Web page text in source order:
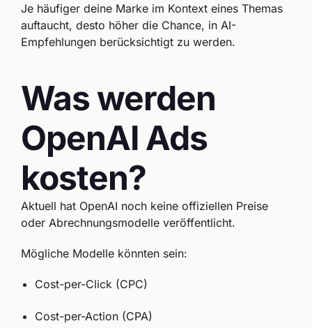
Je häufiger deine Marke im Kontext eines Themas
auftaucht, desto höher die Chance, in AI-
Empfehlungen berücksichtigt zu werden.
Was werden
OpenAI Ads
kosten?
Aktuell hat OpenAI noch keine offiziellen Preise
oder Abrechnungsmodelle veröffentlicht.
Mögliche Modelle könnten sein:
Cost-per-Click (CPC)
Cost-per-Action (CPA)